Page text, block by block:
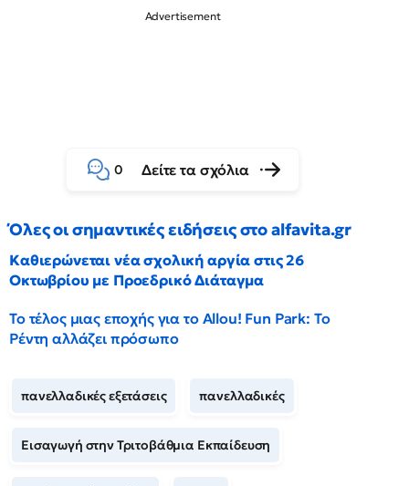
0 Δείτε τα σχόλια
Όλες οι σημαντικές ειδήσεις στο alfavita.gr
Καθιερώνεται νέα σχολική αργία στις 26
Οκτωβρίου με Προεδρικό Διάταγμα
Το τέλος μιας εποχής για το Allou! Fun Park: Το
Ρέντη αλλάζει πρόσωπο
πανελλαδικές εξετάσεις πανελλαδικές
Εισαγωγή στην Τριτοβάθμια Εκπαίδευση